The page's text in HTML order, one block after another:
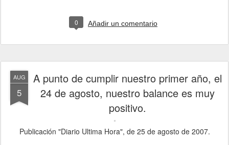
0 Añadir un comentario
AUG
5
A punto de cumplir nuestro primer año, el
24 de agosto, nuestro balance es muy
positivo.
Publicación "Diario Ultima Hora", de 25 de agosto de 2007.